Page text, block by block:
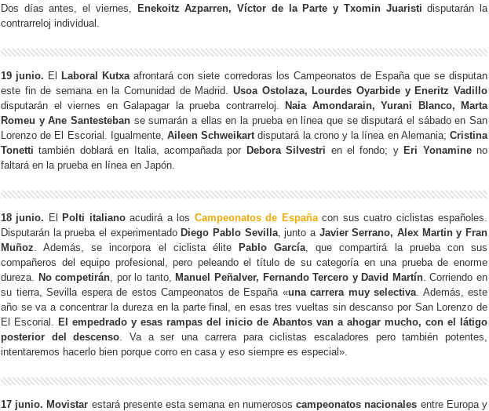
Dos días antes, el viernes,
Enekoitz Azparren, Víctor de la Parte y Txomin Juaristidisputarán la
contrarreloj individual.
19 junio. El Laboral Kutxaafrontará con siete corredoras los Campeonatos de España que se disputan
este fin de semana en la Comunidad de Madrid. Usoa Ostolaza, Lourdes Oyarbide y Eneritz Vadillo
disputarán el viernes en Galapagar la prueba contrarreloj.
Naia Amondarain, Yurani Blanco, Marta
Romeu y Ane Santesteban se sumarán a ellas en la prueba en línea que se disputará el sábado en San
Lorenzo de El Escorial. Igualmente, Aileen Schweikartdisputará la crono y la línea en Alemania;Cristina
Tonetti también doblará en Italia, acompañada por Debora Silvestri en el fondo; y Eri Yonamineno
faltará en la prueba en línea en Japón.
18 junio. El Polti italianoacudirá a los Campeonatos de Españacon sus cuatro ciclistas españoles.
Disputarán la prueba el experimentado Diego Pablo Sevilla, junto a Javier Serrano, Alex Martin y Fran
Muñoz. Además, se incorpora el ciclista élite Pablo García, que compartirá la prueba con sus
compañeros del equipo profesional, pero peleando el título de su categoría en una prueba de enorme
dureza. No competirán, por lo tanto, Manuel Peñalver, Fernando Tercero y David Martín. Corriendo en
su tierra, Sevilla espera de estos Campeonatos de España «una carrera muy selectiva. Además, este
año se va a concentrar la dureza en la parte final, en esas tres vueltas sin descanso por San Lorenzo de
El Escorial. El empedrado y esas rampas del inicio de Abantos van a ahogar mucho, con el látigo
posterior del descenso. Va a ser una carrera para ciclistas escaladores pero también potentes,
intentaremos hacerlo bien porque corro en casa y eso siempre es especial».
17 junio. Movistar estará presente esta semana en numerososcampeonatos nacionales entre Europa y